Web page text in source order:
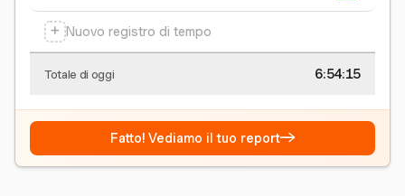
+ Nuovo registro di tempo
Totale di oggi 6:54:15
Fatto! Vediamo il tuo report→